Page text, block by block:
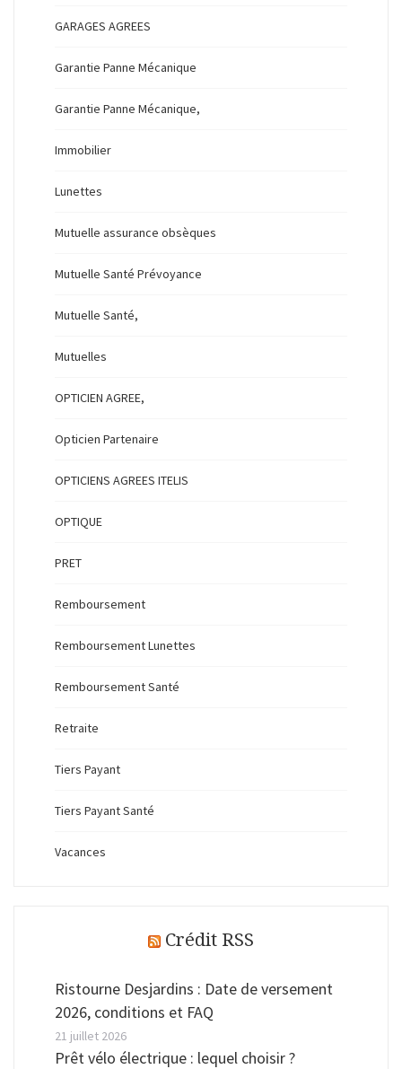
GARAGES AGREES
Garantie Panne Mécanique
Garantie Panne Mécanique,
Immobilier
Lunettes
Mutuelle assurance obsèques
Mutuelle Santé Prévoyance
Mutuelle Santé,
Mutuelles
OPTICIEN AGREE,
Opticien Partenaire
OPTICIENS AGREES ITELIS
OPTIQUE
PRET
Remboursement
Remboursement Lunettes
Remboursement Santé
Retraite
Tiers Payant
Tiers Payant Santé
Vacances
Crédit RSS
Ristourne Desjardins : Date de versement
2026, conditions et FAQ
21 juillet 2026
Prêt vélo électrique : lequel choisir ?